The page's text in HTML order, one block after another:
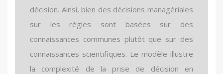
décision. Ainsi, bien des décisions managériales
sur les règles sont basées sur des
connaissances communes plutôt que sur des
connaissances scientifiques. Le modèle illustre
la complexité de la prise de décision en